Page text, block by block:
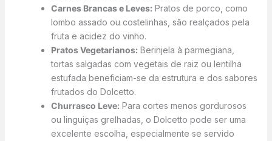
Carnes Brancas e Leves:Pratos de porco, como
lombo assado ou costelinhas, são realçados pela
fruta e acidez do vinho.
Pratos Vegetarianos:Berinjela à parmegiana,
tortas salgadas com vegetais de raiz ou lentilha
estufada beneficiam-se da estrutura e dos sabores
frutados do Dolcetto.
Churrasco Leve:Para cortes menos gordurosos
ou linguiças grelhadas, o Dolcetto pode ser uma
excelente escolha, especialmente se servido